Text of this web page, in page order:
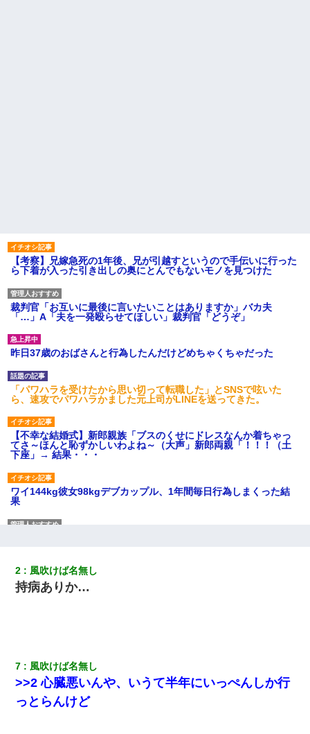
【考察】兄嫁急死の1年後、兄が引越すというので手伝いに行った
ら下着が入った引き出しの奥にとんでもないモノを見つけた
裁判官「お互いに最後に言いたいことはありますか」バカ夫
「…」A「夫を一発殴らせてほしい」裁判官「どうぞ」
昨日37歳のおばさんと行為したんだけどめちゃくちゃだった
「パワハラを受けたから思い切って転職した」とSNSで呟いた
ら、速攻でパワハラかました元上司がLINEを送ってきた。
【不幸な結婚式】新郎親族「ブスのくせにドレスなんか着ちゃっ
てさ～ほんと恥ずかしいわよね～（大声」新郎両親「！！！（土
下座」→ 結果・・・
ワイ144kg彼女98kgデブカップル、1年間毎日行為しまくった結
果
【まぬけ】夫「離婚だ！」私「わかった。で？」夫「慰謝料
体中に赤い蕁麻疹みたいなのができて、皮膚科にいったら「ジベ
ル薔薇色ひこう疹」という症状だと言われた
2 風吹けば名無し
持病ありか…
7 風吹けば名無し
>>2 心臓悪いんや、いうて半年にいっぺんしか行
っとらんけど